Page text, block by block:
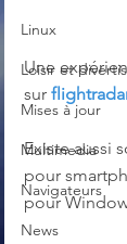
Linux
Loisir et
Mises à jour
Multimedia
Navigateurs
News
Une
sur
Existe aussi
pour
pour